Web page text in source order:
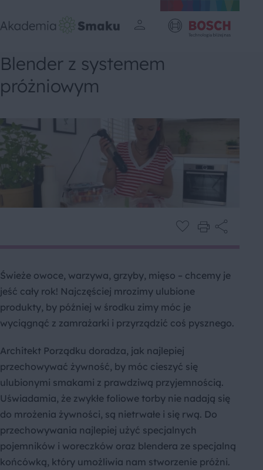
Blender z systemem
próżniowym
Świeże owoce, warzywa, grzyby, mięso – chcemy je
jeść cały rok! Najczęściej mrozimy ulubione
produkty, by później w środku zimy móc je
wyciągnąć z zamrażarki i przyrządzić coś pysznego.
Architekt Porządku doradza, jak najlepiej
przechowywać żywność, by móc cieszyć się
ulubionymi smakami z prawdziwą przyjemnością.
Uświadamia, że zwykłe foliowe torby nie nadają się
do mrożenia żywności, są nietrwałe i się rwą. Do
przechowywania najlepiej użyć specjalnych
pojemników i woreczków oraz blendera ze specjalną
końcówką, który umożliwia nam stworzenie próżni.